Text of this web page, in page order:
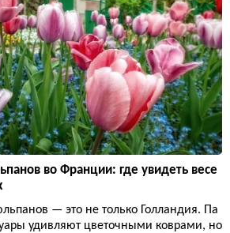
во Франции: где увидеть весе
— это не только Голландия. Па
удивляют цветочными коврами, но